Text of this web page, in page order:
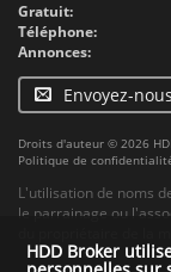
Gratuit:
Téléphone:
Annonces:
Envoyez-
Droits d'auteur © 2026
Politique de
L'utilisation de noms
le parrainage ou
HDD Broker